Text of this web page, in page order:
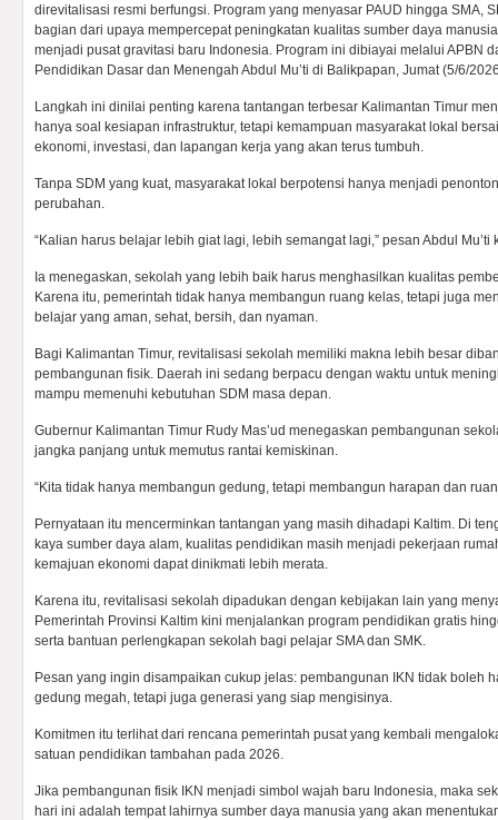
direvitalisasi resmi berfungsi. Program yang menyasar PAUD hingga SMA,
bagian dari upaya mempercepat peningkatan kualitas sumber daya
menjadi pusat gravitasi baru Indonesia. Program ini dibiayai melalui APBN
Pendidikan Dasar dan Menengah Abdul Mu’ti di Balikpapan, Jumat (5/6/
Langkah ini dinilai penting karena tantangan terbesar Kalimantan Timur
hanya soal kesiapan infrastruktur, tetapi kemampuan masyarakat lokal
ekonomi, investasi, dan lapangan kerja yang akan terus tumbuh.
Tanpa SDM yang kuat, masyarakat lokal berpotensi hanya menjadi
perubahan.
“Kalian harus belajar lebih giat lagi, lebih semangat lagi,” pesan Abdul Mu’ti
Ia menegaskan, sekolah yang lebih baik harus menghasilkan kualitas
Karena itu, pemerintah tidak hanya membangun ruang kelas, tetapi juga
belajar yang aman, sehat, bersih, dan nyaman.
Bagi Kalimantan Timur, revitalisasi sekolah memiliki makna lebih besar
pembangunan fisik. Daerah ini sedang berpacu dengan waktu untuk
mampu memenuhi kebutuhan SDM masa depan.
Gubernur Kalimantan Timur Rudy Mas’ud menegaskan pembangunan
jangka panjang untuk memutus rantai kemiskinan.
“Kita tidak hanya membangun gedung, tetapi membangun harapan dan
Pernyataan itu mencerminkan tantangan yang masih dihadapi Kaltim. Di
kaya sumber daya alam, kualitas pendidikan masih menjadi pekerjaan
kemajuan ekonomi dapat dinikmati lebih merata.
Karena itu, revitalisasi sekolah dipadukan dengan kebijakan lain yang
Pemerintah Provinsi Kaltim kini menjalankan program pendidikan gratis
serta bantuan perlengkapan sekolah bagi pelajar SMA dan SMK.
Pesan yang ingin disampaikan cukup jelas: pembangunan IKN tidak boleh
gedung megah, tetapi juga generasi yang siap mengisinya.
Komitmen itu terlihat dari rencana pemerintah pusat yang kembali
satuan pendidikan tambahan pada 2026.
Jika pembangunan fisik IKN menjadi simbol wajah baru Indonesia, maka
hari ini adalah tempat lahirnya sumber daya manusia yang akan